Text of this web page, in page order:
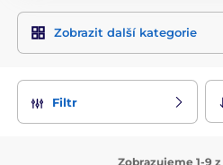
Zobrazit další kategorie
Filtr
Zobrazujeme 1-9